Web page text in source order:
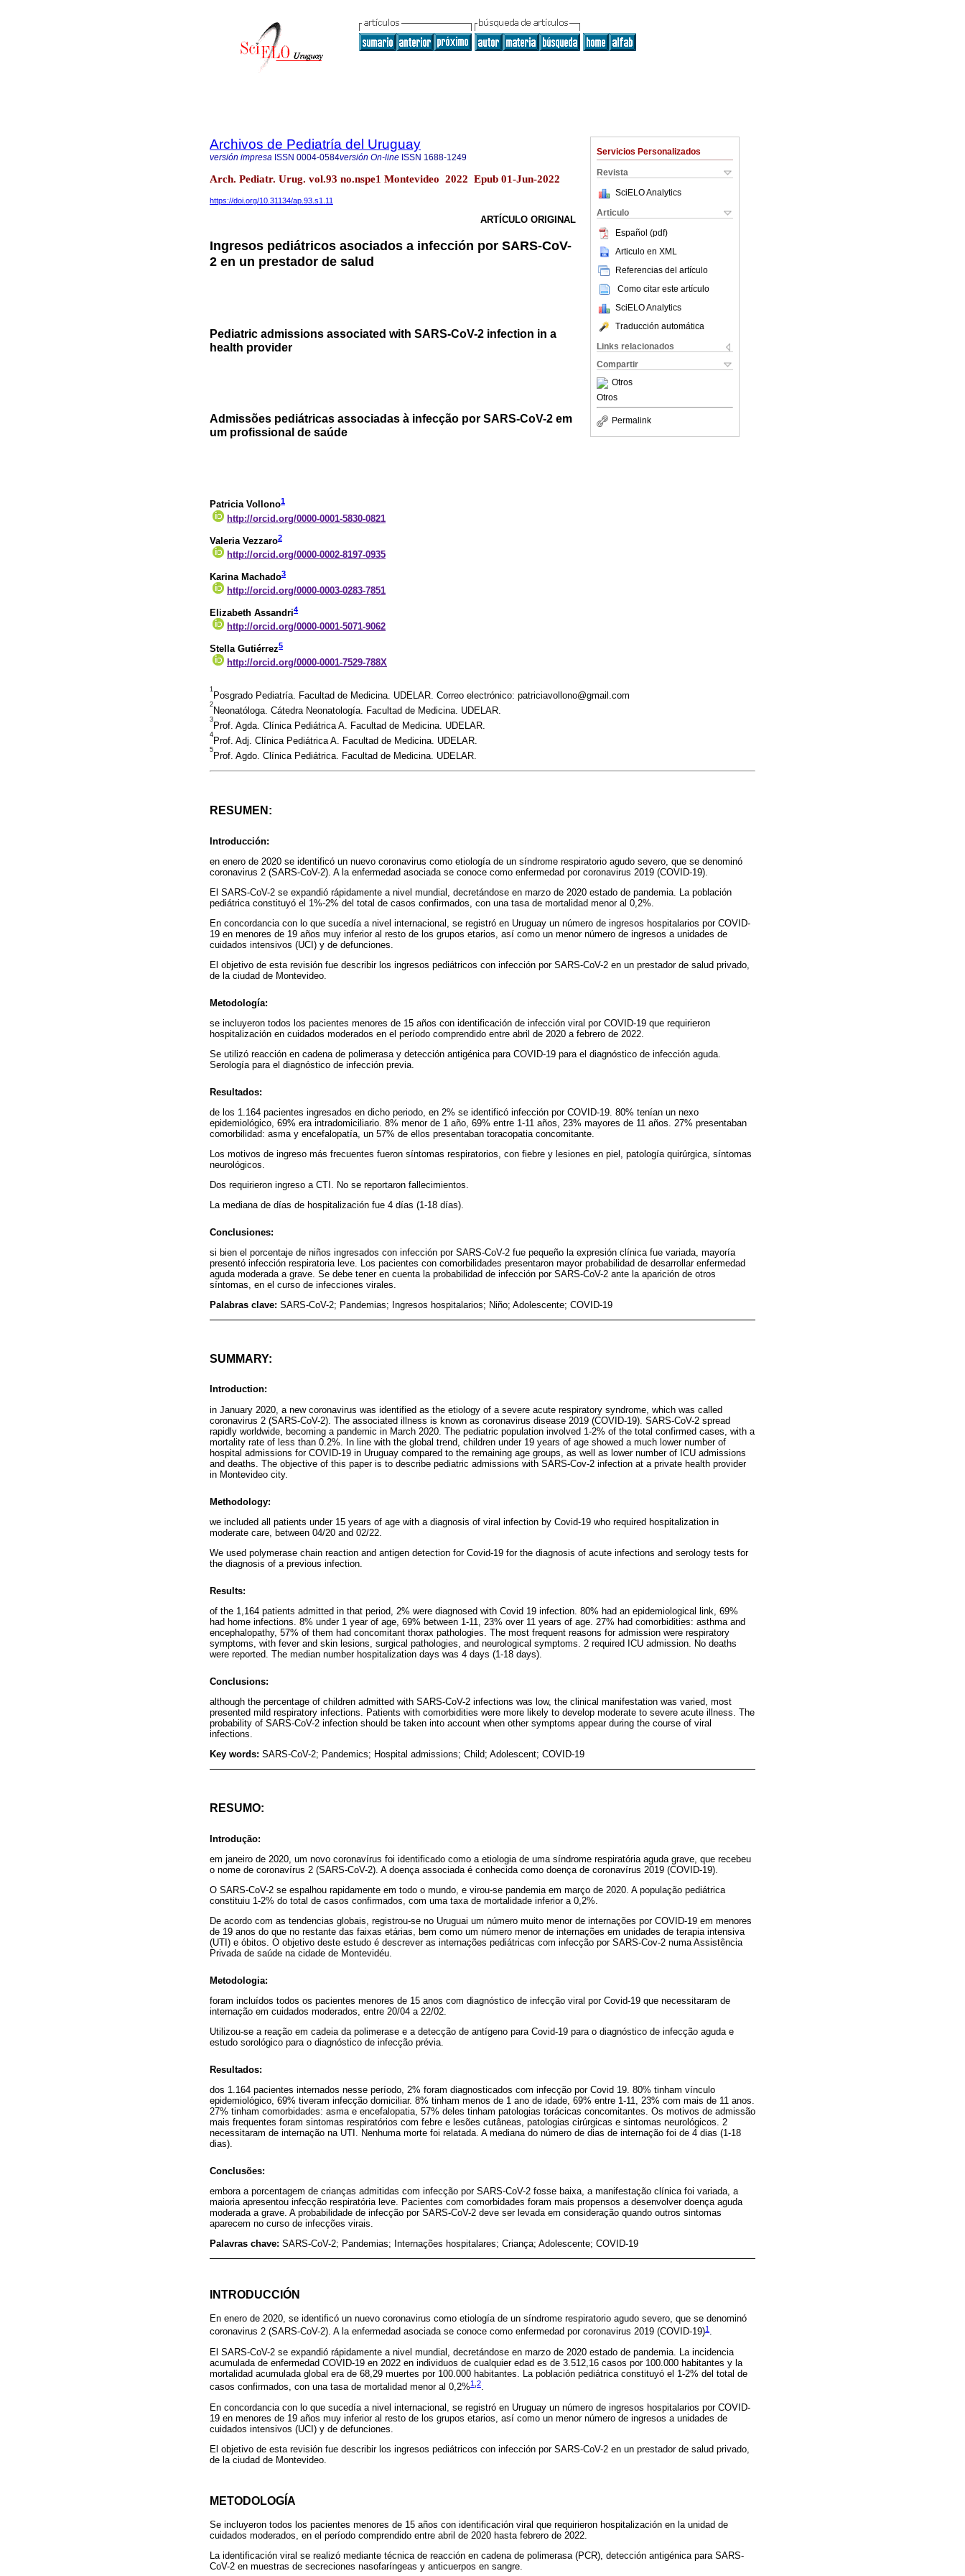
Servicios Personalizados
Revista
SciELO Analytics
Articulo
Español (pdf)
Articulo en XML
Referencias del artículo
Como citar este artículo
SciELO Analytics
Traducción automática
Links relacionados
Compartir
Otros
Otros
Permalink
Archivos de Pediatría del Uruguay
versión impresa ISSN 0004-0584versión On-line ISSN 1688-1249
Arch. Pediatr. Urug. vol.93 no.nspe1 Montevideo 2022 Epub 01-Jun-2022
https://doi.org/10.31134/ap.93.s1.11
ARTÍCULO ORIGINAL
Ingresos pediátricos asociados a infección por SARS-CoV-
2 en un prestador de salud
Pediatric admissions associated with SARS-CoV-2 infection in a
health provider
Admissões pediátricas associadas à infecção por SARS-CoV-2 em
um profissional de saúde
Patricia Vollono1
http://orcid.org/0000-0001-5830-0821
Valeria Vezzaro2
http://orcid.org/0000-0002-8197-0935
Karina Machado3
http://orcid.org/0000-0003-0283-7851
Elizabeth Assandri4
http://orcid.org/0000-0001-5071-9062
Stella Gutiérrez5
http://orcid.org/0000-0001-7529-788X
1
Posgrado Pediatría. Facultad de Medicina. UDELAR. Correo electrónico: patriciavollono@gmail.com
2
Neonatóloga. Cátedra Neonatología. Facultad de Medicina. UDELAR.
3
Prof. Agda. Clínica Pediátrica A. Facultad de Medicina. UDELAR.
4
Prof. Adj. Clínica Pediátrica A. Facultad de Medicina. UDELAR.
5
Prof. Agdo. Clínica Pediátrica. Facultad de Medicina. UDELAR.
RESUMEN:
Introducción:
en enero de 2020 se identificó un nuevo coronavirus como etiología de un síndrome respiratorio agudo severo, que se denominó
coronavirus 2 (SARS-CoV-2). A la enfermedad asociada se conoce como enfermedad por coronavirus 2019 (COVID-19).
El SARS-CoV-2 se expandió rápidamente a nivel mundial, decretándose en marzo de 2020 estado de pandemia. La población
pediátrica constituyó el 1%-2% del total de casos confirmados, con una tasa de mortalidad menor al 0,2%.
En concordancia con lo que sucedía a nivel internacional, se registró en Uruguay un número de ingresos hospitalarios por COVID-
19 en menores de 19 años muy inferior al resto de los grupos etarios, así como un menor número de ingresos a unidades de
cuidados intensivos (UCI) y de defunciones.
El objetivo de esta revisión fue describir los ingresos pediátricos con infección por SARS-CoV-2 en un prestador de salud privado,
de la ciudad de Montevideo.
Metodología:
se incluyeron todos los pacientes menores de 15 años con identificación de infección viral por COVID-19 que requirieron
hospitalización en cuidados moderados en el período comprendido entre abril de 2020 a febrero de 2022.
Se utilizó reacción en cadena de polimerasa y detección antigénica para COVID-19 para el diagnóstico de infección aguda.
Serología para el diagnóstico de infección previa.
Resultados:
de los 1.164 pacientes ingresados en dicho periodo, en 2% se identificó infección por COVID-19. 80% tenían un nexo
epidemiológico, 69% era intradomiciliario. 8% menor de 1 año, 69% entre 1-11 años, 23% mayores de 11 años. 27% presentaban
comorbilidad: asma y encefalopatía, un 57% de ellos presentaban toracopatia concomitante.
Los motivos de ingreso más frecuentes fueron síntomas respiratorios, con fiebre y lesiones en piel, patología quirúrgica, síntomas
neurológicos.
Dos requirieron ingreso a CTI. No se reportaron fallecimientos.
La mediana de días de hospitalización fue 4 días (1-18 días).
Conclusiones:
si bien el porcentaje de niños ingresados con infección por SARS-CoV-2 fue pequeño la expresión clínica fue variada, mayoría
presentó infección respiratoria leve. Los pacientes con comorbilidades presentaron mayor probabilidad de desarrollar enfermedad
aguda moderada a grave. Se debe tener en cuenta la probabilidad de infección por SARS-CoV-2 ante la aparición de otros
síntomas, en el curso de infecciones virales.
Palabras clave: SARS-CoV-2; Pandemias; Ingresos hospitalarios; Niño; Adolescente; COVID-19
SUMMARY:
Introduction:
in January 2020, a new coronavirus was identified as the etiology of a severe acute respiratory syndrome, which was called
coronavirus 2 (SARS-CoV-2). The associated illness is known as coronavirus disease 2019 (COVID-19). SARS-CoV-2 spread
rapidly worldwide, becoming a pandemic in March 2020. The pediatric population involved 1-2% of the total confirmed cases, with a
mortality rate of less than 0.2%. In line with the global trend, children under 19 years of age showed a much lower number of
hospital admissions for COVID-19 in Uruguay compared to the remaining age groups, as well as lower number of ICU admissions
and deaths. The objective of this paper is to describe pediatric admissions with SARS-Cov-2 infection at a private health provider
in Montevideo city.
Methodology:
we included all patients under 15 years of age with a diagnosis of viral infection by Covid-19 who required hospitalization in
moderate care, between 04/20 and 02/22.
We used polymerase chain reaction and antigen detection for Covid-19 for the diagnosis of acute infections and serology tests for
the diagnosis of a previous infection.
Results:
of the 1,164 patients admitted in that period, 2% were diagnosed with Covid 19 infection. 80% had an epidemiological link, 69%
had home infections. 8% under 1 year of age, 69% between 1-11, 23% over 11 years of age. 27% had comorbidities: asthma and
encephalopathy, 57% of them had concomitant thorax pathologies. The most frequent reasons for admission were respiratory
symptoms, with fever and skin lesions, surgical pathologies, and neurological symptoms. 2 required ICU admission. No deaths
were reported. The median number hospitalization days was 4 days (1-18 days).
Conclusions:
although the percentage of children admitted with SARS-CoV-2 infections was low, the clinical manifestation was varied, most
presented mild respiratory infections. Patients with comorbidities were more likely to develop moderate to severe acute illness. The
probability of SARS-CoV-2 infection should be taken into account when other symptoms appear during the course of viral
infections.
Key words: SARS-CoV-2; Pandemics; Hospital admissions; Child; Adolescent; COVID-19
RESUMO:
Introdução:
em janeiro de 2020, um novo coronavírus foi identificado como a etiologia de uma síndrome respiratória aguda grave, que recebeu
o nome de coronavírus 2 (SARS-CoV-2). A doença associada é conhecida como doença de coronavírus 2019 (COVID-19).
O SARS-CoV-2 se espalhou rapidamente em todo o mundo, e virou-se pandemia em março de 2020. A população pediátrica
constituiu 1-2% do total de casos confirmados, com uma taxa de mortalidade inferior a 0,2%.
De acordo com as tendencias globais, registrou-se no Uruguai um número muito menor de internações por COVID-19 em menores
de 19 anos do que no restante das faixas etárias, bem como um número menor de internações em unidades de terapia intensiva
(UTI) e óbitos. O objetivo deste estudo é descrever as internações pediátricas com infecção por SARS-Cov-2 numa Assistência
Privada de saúde na cidade de Montevidéu.
Metodologia:
foram incluídos todos os pacientes menores de 15 anos com diagnóstico de infecção viral por Covid-19 que necessitaram de
internação em cuidados moderados, entre 20/04 a 22/02.
Utilizou-se a reação em cadeia da polimerase e a detecção de antígeno para Covid-19 para o diagnóstico de infecção aguda e
estudo sorológico para o diagnóstico de infecção prévia.
Resultados:
dos 1.164 pacientes internados nesse período, 2% foram diagnosticados com infecção por Covid 19. 80% tinham vínculo
epidemiológico, 69% tiveram infecção domiciliar. 8% tinham menos de 1 ano de idade, 69% entre 1-11, 23% com mais de 11 anos.
27% tinham comorbidades: asma e encefalopatia, 57% deles tinham patologias torácicas concomitantes. Os motivos de admissão
mais frequentes foram sintomas respiratórios com febre e lesões cutâneas, patologias cirúrgicas e sintomas neurológicos. 2
necessitaram de internação na UTI. Nenhuma morte foi relatada. A mediana do número de dias de internação foi de 4 dias (1-18
dias).
Conclusões:
embora a porcentagem de crianças admitidas com infecção por SARS-CoV-2 fosse baixa, a manifestação clínica foi variada, a
maioria apresentou infecção respiratória leve. Pacientes com comorbidades foram mais propensos a desenvolver doença aguda
moderada a grave. A probabilidade de infecção por SARS-CoV-2 deve ser levada em consideração quando outros sintomas
aparecem no curso de infecções virais.
Palavras chave: SARS-CoV-2; Pandemias; Internações hospitalares; Criança; Adolescente; COVID-19
INTRODUCCIÓN
En enero de 2020, se identificó un nuevo coronavirus como etiología de un síndrome respiratorio agudo severo, que se denominó
coronavirus 2 (SARS-CoV-2). A la enfermedad asociada se conoce como enfermedad por coronavirus 2019 (COVID-19)1 .
El SARS-CoV-2 se expandió rápidamente a nivel mundial, decretándose en marzo de 2020 estado de pandemia. La incidencia
acumulada de enfermedad COVID-19 en 2022 en individuos de cualquier edad es de 3.512,16 casos por 100.000 habitantes y la
mortalidad acumulada global era de 68,29 muertes por 100.000 habitantes. La población pediátrica constituyó el 1-2% del total de
casos confirmados, con una tasa de mortalidad menor al 0,2%1 2.
En concordancia con lo que sucedía a nivel internacional, se registró en Uruguay un número de ingresos hospitalarios por COVID-
19 en menores de 19 años muy inferior al resto de los grupos etarios, así como un menor número de ingresos a unidades de
cuidados intensivos (UCI) y de defunciones.
El objetivo de esta revisión fue describir los ingresos pediátricos con infección por SARS-CoV-2 en un prestador de salud privado,
de la ciudad de Montevideo.
METODOLOGÍA
Se incluyeron todos los pacientes menores de 15 años con identificación viral que requirieron hospitalización en la unidad de
cuidados moderados, en el período comprendido entre abril de 2020 hasta febrero de 2022.
La identificación viral se realizó mediante técnica de reacción en cadena de polimerasa (PCR), detección antigénica para SARS-
CoV-2 en muestras de secreciones nasofaríngeas y anticuerpos en sangre.